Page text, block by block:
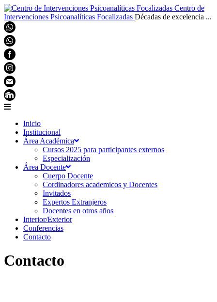
Centro de
Intervenciones Psicoanalíticas Focalizadas Décadas de excelencia ...
Inicio
Institucional
Área Académica
Cursos 2025 para participantes externos
Especialización
Área Docente
Cuerpo Docente
Cordinadores academicos y Docentes
Invitados
Expertos Extranjeros
Docentes en otros años
Interior/Exterior
Conferencias
Contacto
Contacto